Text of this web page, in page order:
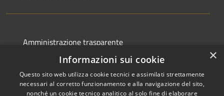
Amministrazione trasparente
Albo pretorio
Informativa privacy
Note legali
×
Informazioni sui cookie
Questo sito web utilizza cookie tecnici e assimilati strettamente
necessari al corretto funzionamento e alla navigazione del sito,
nonché un cookie tecnico analitico al solo fine di elaborare